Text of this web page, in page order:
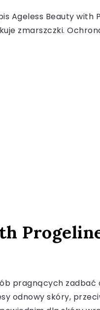
Ageless Beauty with
zmarszczki.
pragnących zadbać
odnowy skóry,